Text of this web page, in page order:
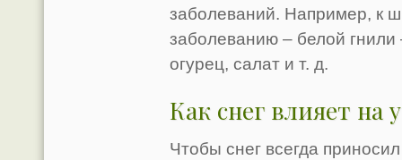
заболеваний. Например, к
заболеванию – белой
огурец, салат и т. д.
Как снег влияет на
Чтобы снег всегда